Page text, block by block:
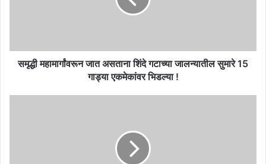
15
गाड्या
समृद्धी महामार्गांवरून जात असताना शिंदे गटाच्या जालन्यातील सुमारे 15
गाड्या एकमेकांवर भिडल्या !